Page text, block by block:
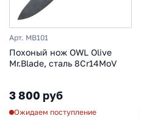
Арт. MB101
Похоный нож OWL Olive
Mr.Blade, сталь 8Cr14MoV
3 800 руб
Ожидаем поступление